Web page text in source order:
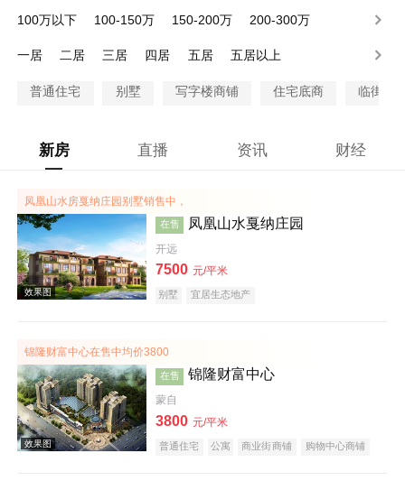
100万以下
100-150万 150-200万
200-300万
一居
二居 三居 四居 五居 五居以上
普通住宅 别墅 写字楼商铺 住宅底商 临街商
新房 直播 资讯 财经
凤凰山水房戛纳庄园别墅销售中，
在售 凤凰山水戛纳庄园
开远
7500 元/平米
别墅 宜居生态地产
锦隆财富中心在售中均价3800
在售 锦隆财富中心
蒙自
3800 元/平米
普通住宅 公寓 商业街商铺
购物中心商铺